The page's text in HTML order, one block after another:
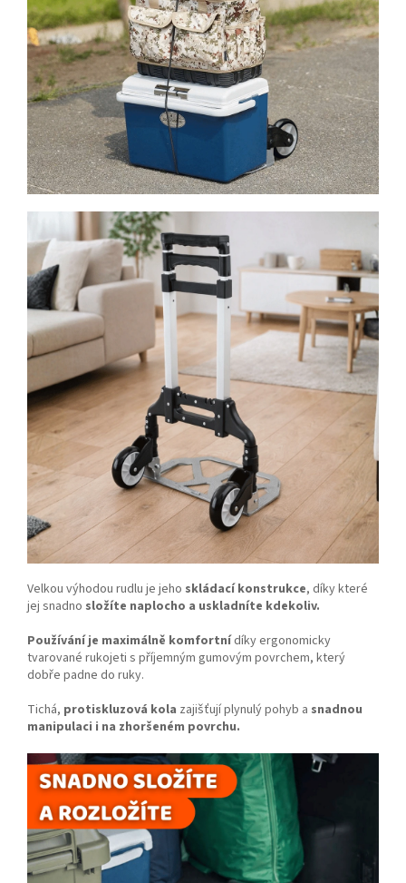
Velkou výhodou rudlu je jeho skládací konstrukce, díky které
jej snadno složíte naplocho a uskladníte kdekoliv.
Používání je maximálně komfortnídíky ergonomicky
tvarované rukojeti s příjemným gumovým povrchem, který
dobře padne do ruky.
Tichá, protiskluzová kola zajišťují plynulý pohyb a snadnou
manipulaci i na zhoršeném povrchu.